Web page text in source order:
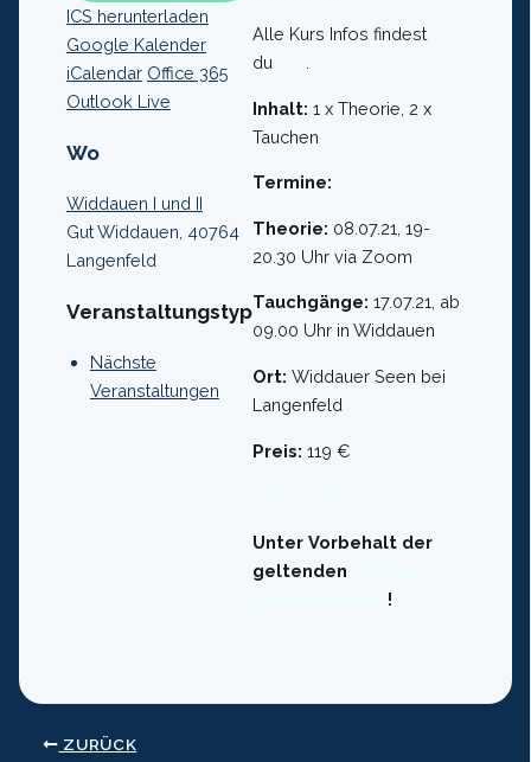
ICS herunterladen
Google Kalender
iCalendar Office 365
Outlook Live
Wo
Widdauen I und II
Gut Widdauen, 40764
Langenfeld
Veranstaltungstyp
Nächste
Veranstaltungen
Alle Kurs Infos findest
du
Inhalt: 1 x Theorie, 2 x
Tauchen
Termine:
Theorie: 08.07.21, 19-
20.30 Uhr via Zoom
Tauchgänge: 17.07.21, ab
09.00 Uhr in Widdauen
Ort: Widdauer Seen bei
Langenfeld
Preis: 119 €
Unter Vorbehalt der
geltenden
!
ZURÜCK